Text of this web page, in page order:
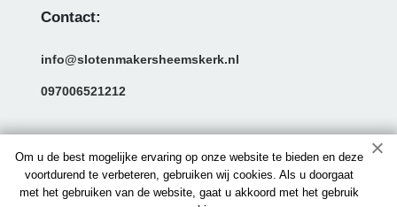
Om u de best mogelijke ervaring op onze website te bieden en deze
voortdurend te verbeteren, gebruiken wij cookies. Als u doorgaat
met het gebruiken van de website, gaat u akkoord met het gebruik
Contact:
info@slotenmakersheemskerk.nl
097006521212